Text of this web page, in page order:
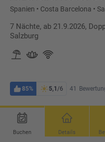
Spanien • Costa Barcelona •
7 Nächte, ab 21.9.2026,
Salzburg
85% 5,1 /6 41
Buchen Details